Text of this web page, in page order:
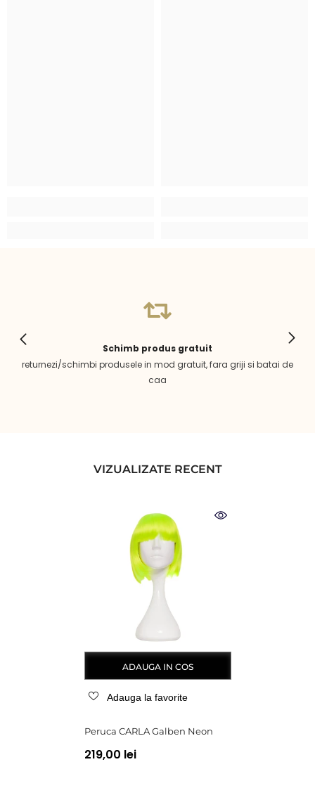
Schimb produs gratuit
returnezi/schimbi produsele in mod gratuit, fara griji si batai de
caa
VIZUALIZATE RECENT
ADAUGA IN COS
Adauga la favorite
Peruca CARLA Galben Neon
219,00 lei